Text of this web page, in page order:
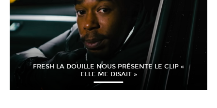
FRESH LA DOUILLE NOUS PRÉSENTE LE CLIP «
ELLE ME DISAIT »